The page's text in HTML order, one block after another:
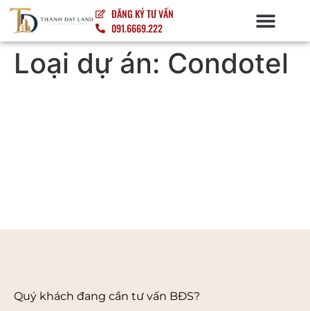
ĐĂNG KÝ TƯ VẤN
091.6669.222
Loại dự án: Condotel
Quý khách đang cần tư vấn BĐS?